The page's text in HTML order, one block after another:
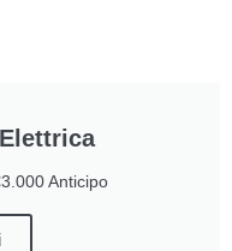
Anticipo